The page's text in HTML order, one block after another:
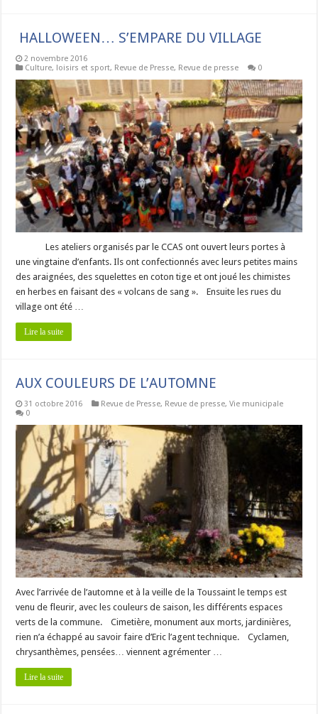
HALLOWEEN… S’EMPARE DU VILLAGE
2 novembre 2016
Culture, loisirs et sport, Revue de Presse, Revue de presse 0
Les ateliers organisés par le CCAS ont ouvert leurs portes à
une vingtaine d’enfants. Ils ont confectionnés avec leurs petites mains
des araignées, des squelettes en coton tige et ont joué les chimistes
en herbes en faisant des « volcans de sang ». Ensuite les rues du
village ont été …
Lire la suite
AUX COULEURS DE L’AUTOMNE
31 octobre 2016 Revue de Presse, Revue de presse,Vie municipale
0
Avec l’arrivée de l’automne et à la veille de la Toussaint le temps est
venu de fleurir, avec les couleurs de saison, les différents espaces
verts de la commune. Cimetière, monument aux morts, jardinières,
rien n’a échappé au savoir faire d’Eric l’agent technique. Cyclamen,
chrysanthèmes, pensées… viennent agrémenter …
Lire la suite